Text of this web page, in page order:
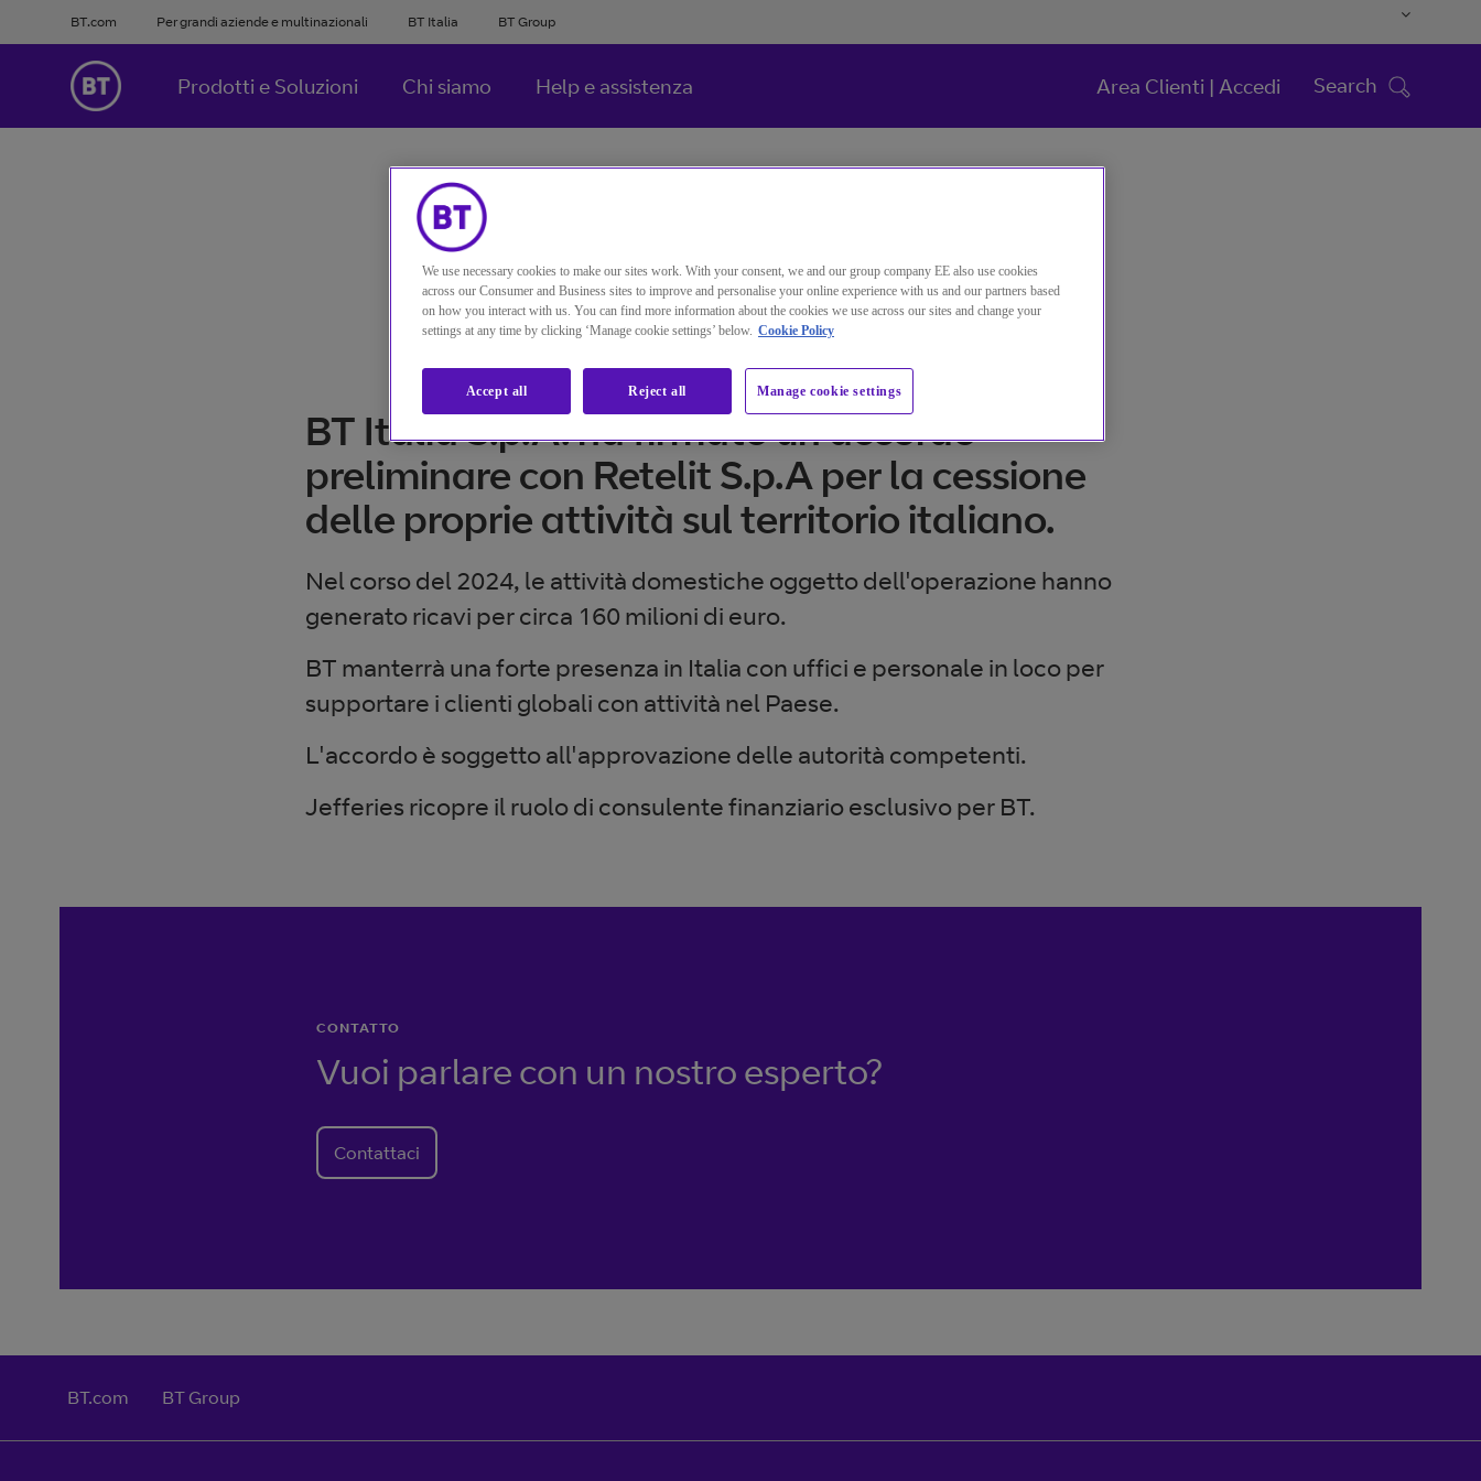
BT.com Per grandi aziende e multinazionali BT Italia BT Group
Prodotti e Soluzioni Chi siamo Help e assistenza Area Clienti | Accedi Search
BT Italia S.p.A. ha firmato un accordo
preliminare con Retelit S.p.A per la cessione
delle proprie attività sul territorio italiano.
Nel corso del 2024, le attività domestiche oggetto dell'operazione hanno
generato ricavi per circa 160 milioni di euro.
BT manterrà una forte presenza in Italia con uffici e personale in loco per
supportare i clienti globali con attività nel Paese.
L'accordo è soggetto all'approvazione delle autorità competenti.
Jefferies ricopre il ruolo di consulente finanziario esclusivo per BT.
CONTATTO
Vuoi parlare con un nostro esperto?
Contattaci
BT.com BT Group
We use necessary cookies to make our sites work. With your consent, we and our group company EE also use cookies
across our Consumer and Business sites to improve and personalise your online experience with us and our partners based
on how you interact with us. You can find more information about the cookies we use across our sites and change your
settings at any time by clicking ‘Manage cookie settings’ below. Cookie Policy
Manage cookie settings
Reject all
Accept all